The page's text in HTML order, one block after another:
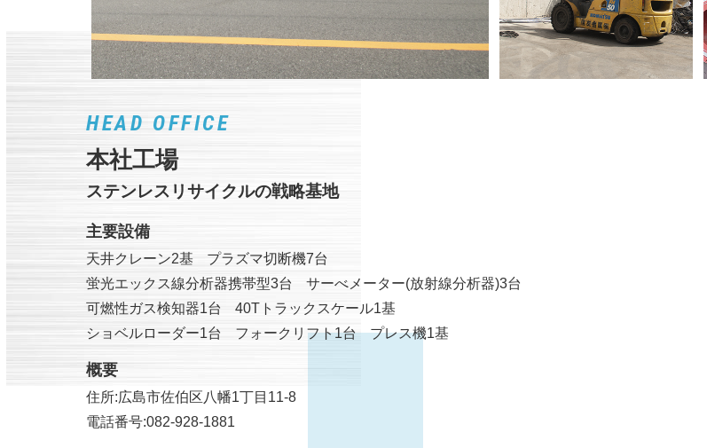
HEAD OFFICE
本社工場
ステンレスリサイクルの戦略基地
主要設備
天井クレーン2基
プラズマ切断機7台
蛍光エックス線分析器携帯型3台
サーべメーター(放射線分析器)3台
可燃性ガス検知器1台
40Tトラックスケール1基
ショベルローダー1台
フォークリフト1台 プレス機1基
概要
住所:広島市佐伯区八幡1丁目11-8
電話番号:082-928-1881